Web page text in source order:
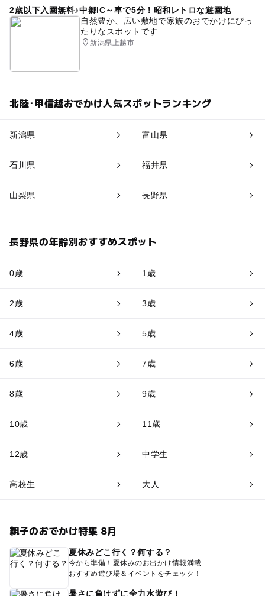
2歳以下入園無料♪中郷IC～車で5分！昭和レトロな遊園地
自然豊か、広い敷地で家族のおでかけにぴっ
たりなスポットです
新潟県上越市
北陸･甲信越おでかけ人気スポットランキング
新潟県 富山県
石川県 福井県
山梨県 長野県
長野県の年齢別おすすめスポット
0歳 1歳
2歳 3歳
4歳 5歳
6歳 7歳
8歳 9歳
10歳 11歳
12歳 中学生
高校生 大人
親子のおでかけ特集 8月
夏休みどこ行く？何する？
今から準備！夏休みのお出かけ情報満載
おすすめ遊び場＆イベントをチェック！
暑さに負けずに全力水遊び！